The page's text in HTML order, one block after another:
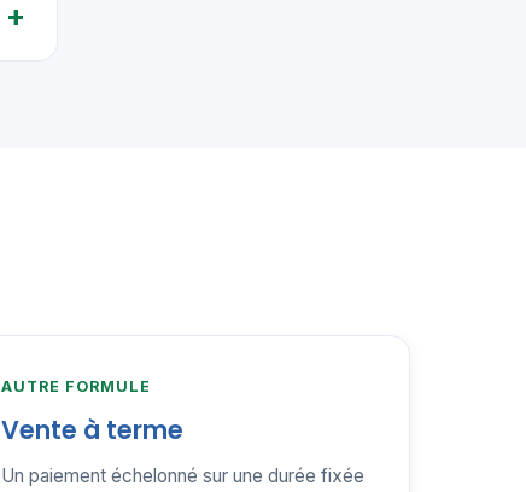
AUTRE FORMULE
Vente à terme
Un paiement échelonné sur une durée fixée